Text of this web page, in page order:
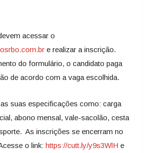
acessar o
e realizar a inscrição.
do formulário, o candidato paga
de acordo com a vaga escolhida.
suas especificações como: carga
abono mensal, vale-sacolão, cesta
As inscrições se encerram no
o link: https://cutt.ly/y9s3WlH e